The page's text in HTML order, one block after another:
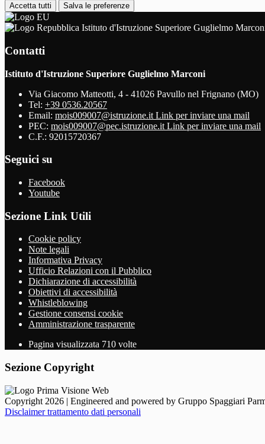
Accetta tutti Salva le preferenze
Istituto d'Istruzione Superiore Guglielmo
Contatti
Istituto d'Istruzione Superiore Guglielmo Marconi
Via Giacomo Matteotti, 4 - 41026 Pavullo nel Frignano (MO)
Tel: +39 0536.20567
Email: mois009007@istruzione.it Link per inviare una mail
PEC: mois009007@pec.istruzione.it Link per inviare una mail
C.F.: 92015720367
Seguici su
Facebook
Youtube
Sezione Link Utili
Cookie policy
Note legali
Informativa Privacy
Ufficio Relazioni con il Pubblico
Dichiarazione di accessibilità
Obiettivi di accessibilità
Whistleblowing
Gestione consensi cookie
Amministrazione trasparente
Pagina visualizzata 710 volte
Sezione Copyright
Copyright 2026 | Engineered and powered by Gruppo Spaggiari
Disclaimer trattamento dati personali